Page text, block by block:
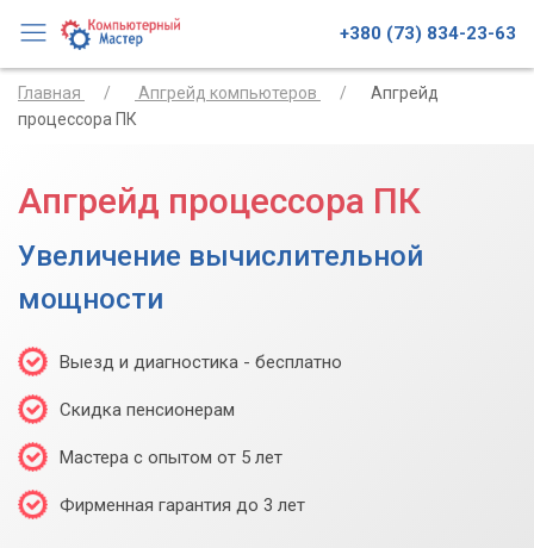
+380 (73) 834-23-63
Главная Апгрейд компьютеров
Апгрейд
процессора ПК
Апгрейд процессора ПК
Увеличение вычислительной
мощности
Выезд и диагностика - бесплатно
Скидка пенсионерам
Мастера с опытом от 5 лет
Фирменная гарантия до 3 лет